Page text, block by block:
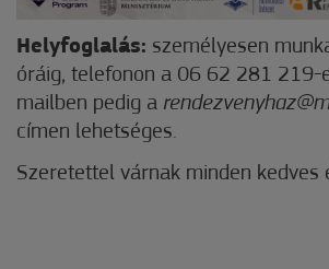
Helyfoglalás: személyesen
óráig, telefonon a 06 62 281 219-
mailben pedig a
címen lehetséges.
Szeretettel várnak minden kedves